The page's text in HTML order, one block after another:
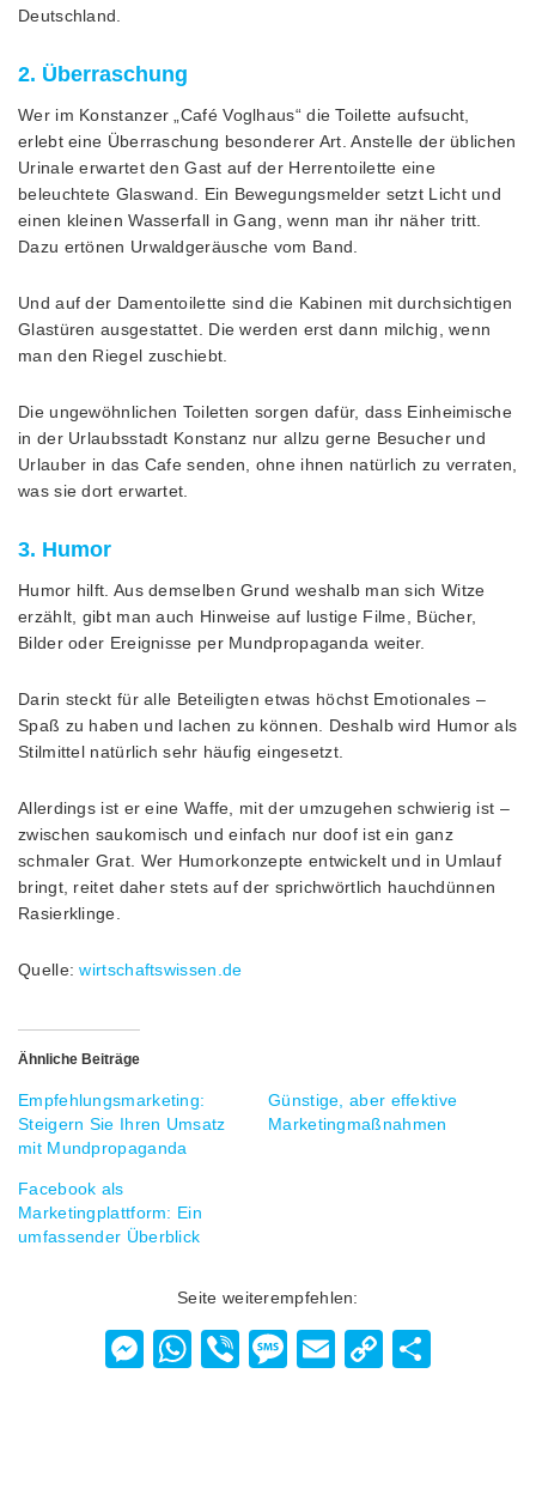
Deutschland.
2. Überraschung
Wer im Konstanzer „Café Voglhaus“ die Toilette aufsucht,
erlebt eine Überraschung besonderer Art. Anstelle der üblichen
Urinale erwartet den Gast auf der Herrentoilette eine
beleuchtete Glaswand. Ein Bewegungsmelder setzt Licht und
einen kleinen Wasserfall in Gang, wenn man ihr näher tritt.
Dazu ertönen Urwaldgeräusche vom Band.
Und auf der Damentoilette sind die Kabinen mit durchsichtigen
Glastüren ausgestattet. Die werden erst dann milchig, wenn
man den Riegel zuschiebt.
Die ungewöhnlichen Toiletten sorgen dafür, dass Einheimische
in der Urlaubsstadt Konstanz nur allzu gerne Besucher und
Urlauber in das Cafe senden, ohne ihnen natürlich zu verraten,
was sie dort erwartet.
3. Humor
Humor hilft. Aus demselben Grund weshalb man sich Witze
erzählt, gibt man auch Hinweise auf lustige Filme, Bücher,
Bilder oder Ereignisse per Mundpropaganda weiter.
Darin steckt für alle Beteiligten etwas höchst Emotionales –
Spaß zu haben und lachen zu können. Deshalb wird Humor als
Stilmittel natürlich sehr häufig eingesetzt.
Allerdings ist er eine Waffe, mit der umzugehen schwierig ist –
zwischen saukomisch und einfach nur doof ist ein ganz
schmaler Grat. Wer Humorkonzepte entwickelt und in Umlauf
bringt, reitet daher stets auf der sprichwörtlich hauchdünnen
Rasierklinge.
Quelle:wirtschaftswissen.de
Ähnliche Beiträge
Empfehlungsmarketing:
Steigern Sie Ihren Umsatz
mit Mundpropaganda
Günstige, aber effektive
Marketingmaßnahmen
Facebook als
Marketingplattform: Ein
umfassender Überblick
Seite weiterempfehlen:
Messenger
WhatsApp
ViberMessage
EmailCopy